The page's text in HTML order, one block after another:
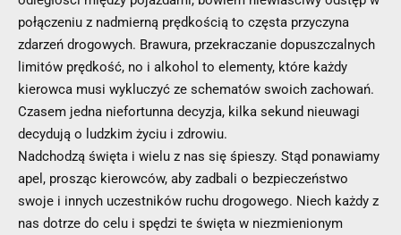
połączeniu z nadmierną prędkością to częsta przyczyna
zdarzeń drogowych. Brawura, przekraczanie dopuszczalnych
limitów prędkość, no i alkohol to elementy, które każdy
kierowca musi wykluczyć ze schematów swoich zachowań.
Czasem jedna niefortunna decyzja, kilka sekund nieuwagi
decydują o ludzkim życiu i zdrowiu.
Nadchodzą święta i wielu z nas się śpieszy. Stąd ponawiamy
apel, prosząc kierowców, aby zadbali o bezpieczeństwo
swoje i innych uczestników ruchu drogowego. Niech każdy z
nas dotrze do celu i spędzi te święta w niezmienionym